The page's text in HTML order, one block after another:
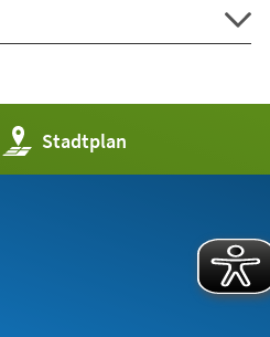
Stadtplan
(Öffnet
in
einem